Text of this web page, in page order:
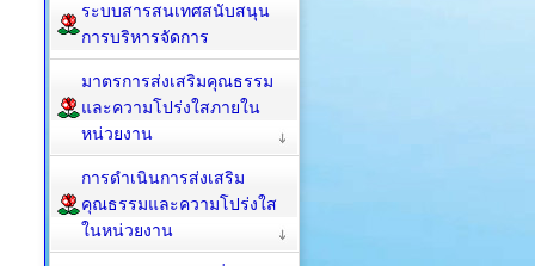
ระบบสารสนเทศสนับสนุน
การบริหารจัดการ
มาตรการส่งเสริมคุณธรรม
และความโปร่งใสภายใน
หน่วยงาน
การดำเนินการส่งเสริม
คุณธรรมและความโปร่งใส
ในหน่วยงาน